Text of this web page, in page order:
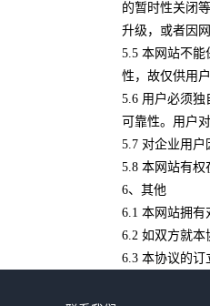
的暂时性关闭
升级，或者因
5.5 本网站不
性，故仅供用
5.6 用户必须
可靠性。用户
5.7 对企业用户
5.8 本网站有权
6、其他
6.1 本网站拥有
6.2 如双方就
6.3 本协议的订